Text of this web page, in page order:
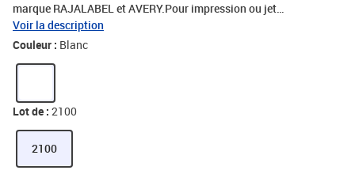
marque RAJALABEL et AVERY.Pour impression ou jet
d'encre.Papier vélin extra-blanc, blanchi sans chlore.
Voir la description
Couleur : Blanc
Lot de : 2100
2100